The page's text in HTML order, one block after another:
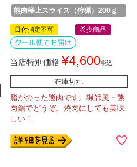
熊肉極上スライス（狩猟）200ｇ
日付指定不可 希少商品
当店特別価格 ¥4,600税込
在庫切れ
脂がのった熊肉です。猟師風・熊
肉鍋でどうぞ。焼肉にしても美味
しい！